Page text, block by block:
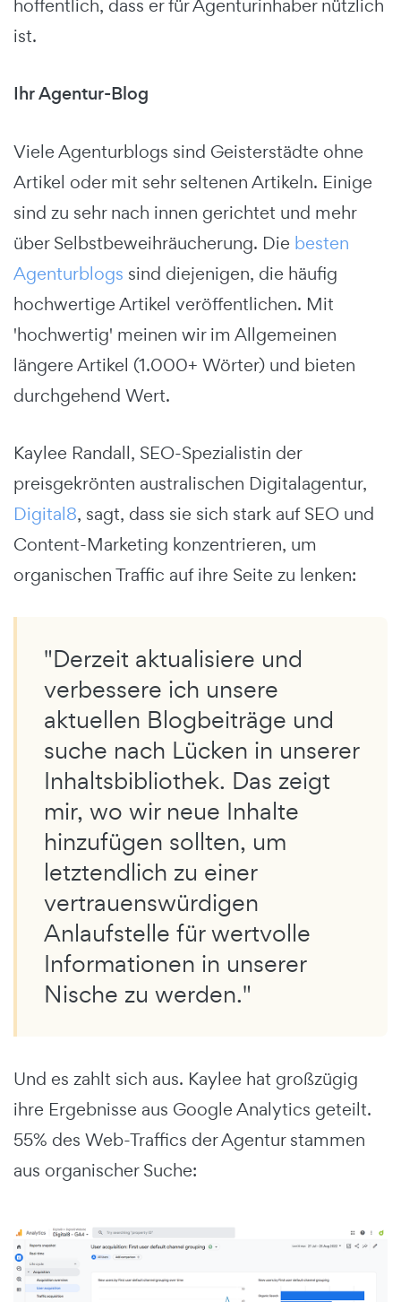
hoffentlich, dass er für Agenturinhaber nützlich
ist.
Ihr Agentur-Blog
Viele Agenturblogs sind Geisterstädte ohne
Artikel oder mit sehr seltenen Artikeln. Einige
sind zu sehr nach innen gerichtet und mehr
über Selbstbeweihräucherung. Die besten
Agenturblogs sind diejenigen, die häufig
hochwertige Artikel veröffentlichen. Mit
'hochwertig' meinen wir im Allgemeinen
längere Artikel (1.000+ Wörter) und bieten
durchgehend Wert.
Kaylee Randall, SEO-Spezialistin der
preisgekrönten australischen Digitalagentur,
Digital8, sagt, dass sie sich stark auf SEO und
Content-Marketing konzentrieren, um
organischen Traffic auf ihre Seite zu lenken:
"Derzeit aktualisiere und
verbessere ich unsere
aktuellen Blogbeiträge und
suche nach Lücken in unserer
Inhaltsbibliothek. Das zeigt
mir, wo wir neue Inhalte
hinzufügen sollten, um
letztendlich zu einer
vertrauenswürdigen
Anlaufstelle für wertvolle
Informationen in unserer
Nische zu werden."
Und es zahlt sich aus. Kaylee hat großzügig
ihre Ergebnisse aus Google Analytics geteilt.
55% des Web-Traffics der Agentur stammen
aus organischer Suche: